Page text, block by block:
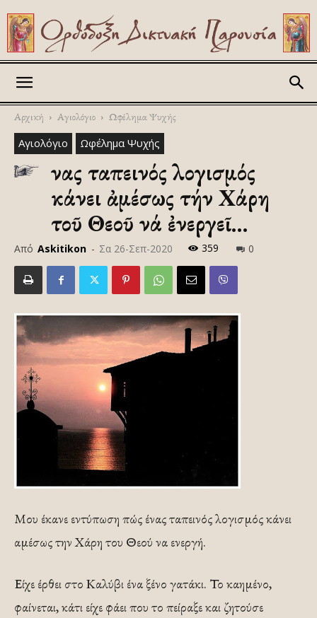
Αρχική Αγιολόγιο Ωφέλημα Ψυχής
Αγιολόγιο Ωφέλημα Ψυχής
Ἕνας ταπεινός λογισμός
κάνει ἀμέσως τήν Χάρη
τοῦ Θεοῦ νά ἐνεργεῖ…
Από Askitikon - Σα 26-Σεπ-2020 359 0
Μου έκανε εντύπωση πώς ένας ταπεινός λογισμός κάνει
αμέσως την Χάρη του Θεού να ενεργή.
Είχε έρθει στο Καλύβι ένα ξένο γατάκι. Το καημένο,
φαίνεται, κάτι είχε φάει που το πείραξε και ζητούσε